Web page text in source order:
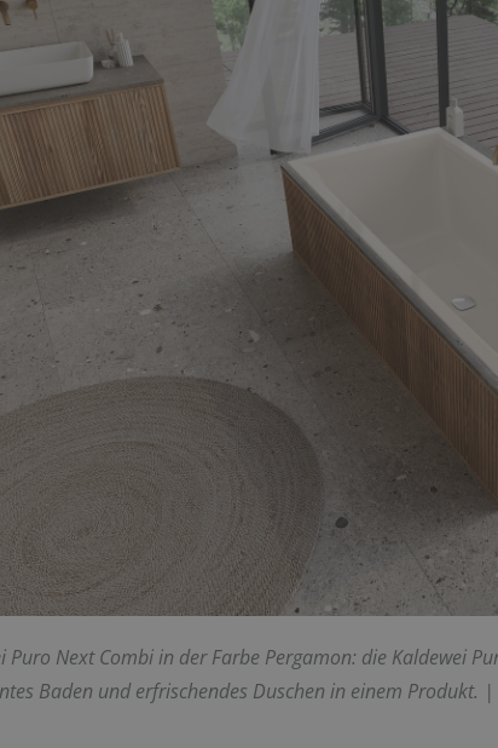
Puro Next Combi in der Farbe Pergamon: die Kaldewei
Baden und erfrischendes Duschen in einem Produkt. |